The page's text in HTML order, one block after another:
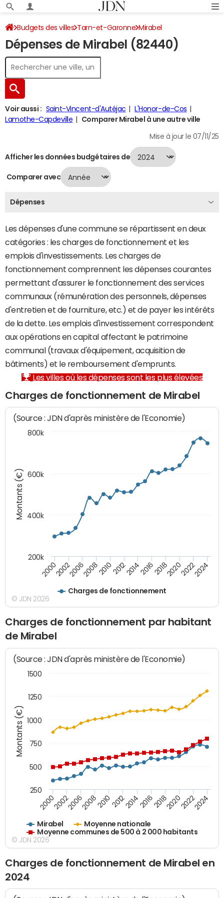
Budgets des villes Tarn-et-Garonne Mirabel
Dépenses 2024
Dépenses de Mirabel (82440)
Voir aussi : Saint-Vincent-d'Autéjac
L'Honor-de-Cos
Lamothe-Capdeville
Comparer Mirabel à une autre ville
Mise à jour le 07/11/25
Afficher les données budgétaires de
Comparer avec
Dépenses
Les dépenses d'une commune se répartissent en deux
catégories : les charges de fonctionnement et les
emplois d'investissements. Les charges de
fonctionnement comprennent les dépenses courantes
permettant d'assurer le fonctionnement des services
communaux (rémunération des personnels, dépenses
d'entretien et de fourniture, etc.) et de payer les intérêts
de la dette. Les emplois d'investissement correspondent
aux opérations en capital affectant le patrimoine
communal (travaux d'équipement, acquisition de
bâtiments) et le remboursement d'emprunts.
Les villes où les dépenses sont les plus élevées
Charges de fonctionnement de Mirabel
Montants (€)
(Source : JDN d'après ministère de l'Economie)
Charges de fonctionnement
200020022006200820102012201420162018202020222024
200k
400k
600k
800k
© JDN 2026
Charges de fonctionnement par habitant
de Mirabel
Montants (€)
(Source : JDN d'après ministère de l'Economie)
Mirabel
Moyenne nationale
Moyenne communes de 500 à 2 000 habitants
200020022006200820102012201420162018202020222024
250
500
750
1000
1250
1500
© JDN 2026
Charges de fonctionnement de Mirabel en
2024